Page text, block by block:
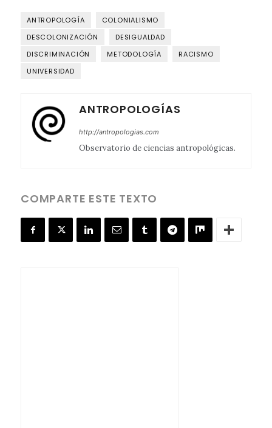
ANTROPOLOGÍA
COLONIALISMO
DESCOLONIZACIÓN
DESIGUALDAD
DISCRIMINACIÓN
METODOLOGÍA
RACISMO
UNIVERSIDAD
ANTROPOLOGÍAS
http://antropologias.com
Observatorio de ciencias antropológicas.
COMPARTE ESTE TEXTO